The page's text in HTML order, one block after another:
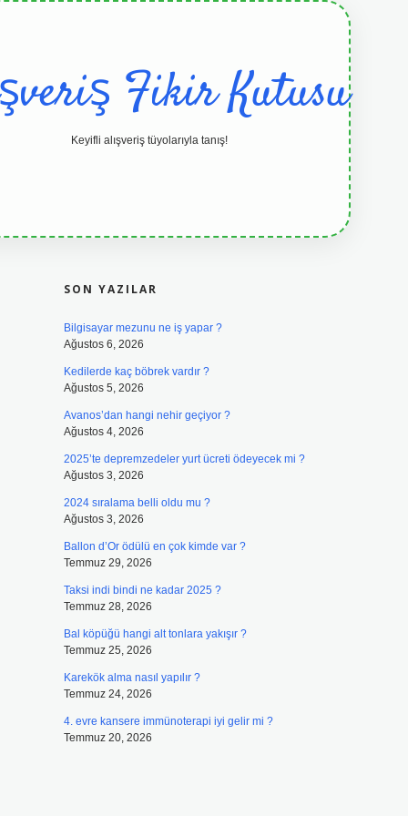
Fikir Kutusu
Keyifli alışveriş tüyolarıyla tanış!
SON YAZILAR
Bilgisayar mezunu ne iş yapar ?
Ağustos 6, 2026
Kedilerde kaç böbrek vardır ?
Ağustos 5, 2026
Avanos’dan hangi nehir geçiyor ?
Ağustos 4, 2026
2025’te depremzedeler yurt ücreti ödeyecek mi ?
Ağustos 3, 2026
2024 sıralama belli oldu mu ?
Ağustos 3, 2026
Ballon d’Or ödülü en çok kimde var ?
Temmuz 29, 2026
Taksi indi bindi ne kadar 2025 ?
Temmuz 28, 2026
Bal köpüğü hangi alt tonlara yakışır ?
Temmuz 25, 2026
Karekök alma nasıl yapılır ?
Temmuz 24, 2026
4. evre kansere immünoterapi iyi gelir mi ?
Temmuz 20, 2026